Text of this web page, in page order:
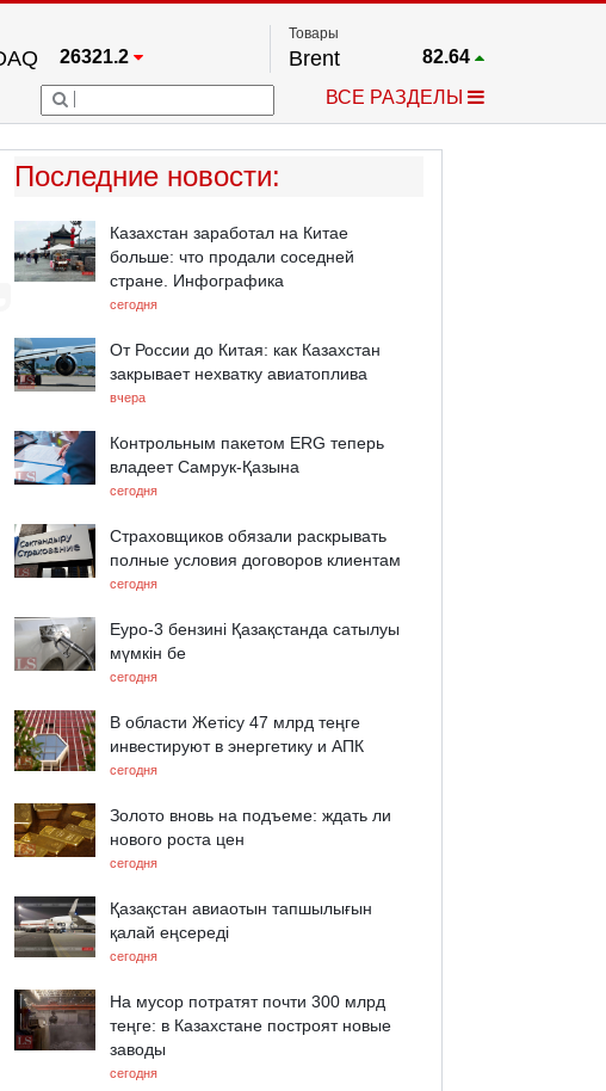
26321.2
100 67.17
53983.4
24488.2
Товары
Brent 82.64
Платина
2.642
ВСЕ РАЗДЕЛЫ
Последние новости:
Казахстан заработал на Китае
больше: что продали соседней
стране. Инфографика
сегодня
От России до Китая: как Казахстан
закрывает нехватку авиатоплива
вчера
Контрольным пакетом ERG теперь
владеет Самрук-Қазына
сегодня
Страховщиков обязали раскрывать
полные условия договоров клиентам
сегодня
Еуро-3 бензині Қазақстанда сатылуы
мүмкін бе
сегодня
В области Жетісу 47 млрд теңге
инвестируют в энергетику и АПК
сегодня
Золото вновь на подъеме: ждать ли
нового роста цен
сегодня
Қазақстан авиаотын тапшылығын
қалай еңсереді
сегодня
На мусор потратят почти 300 млрд
теңге: в Казахстане построят новые
заводы
сегодня